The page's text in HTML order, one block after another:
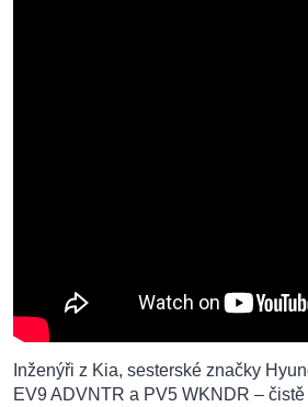
Inženýři z Kia, sesterské značky
EV9 ADVNTR a PV5 WKNDR –